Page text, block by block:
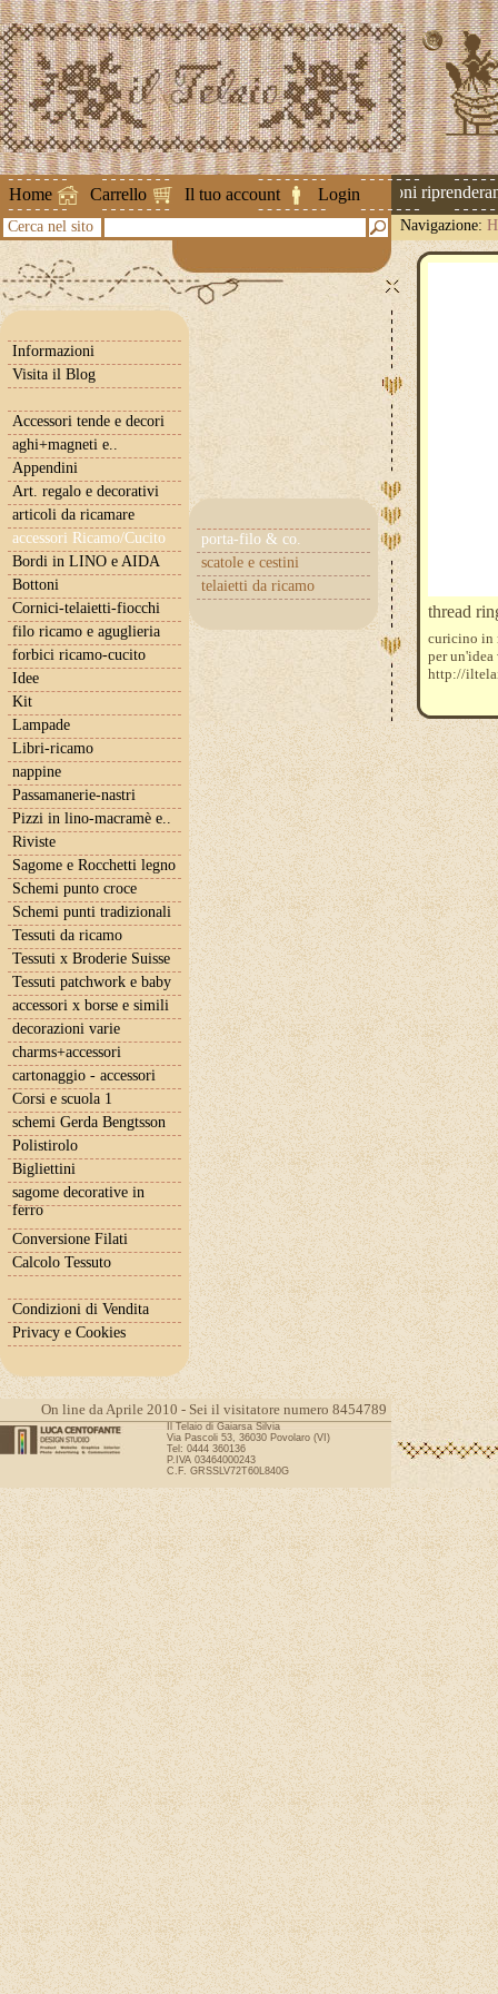
Home Carrello Il tuo account Login
Attenzione ! Le spedizioni
Cerca nel sito Navigazione:
Informazioni
Visita il Blog
Accessori tende e decori
aghi+magneti e..
Appendini
Art. regalo e decorativi
articoli da ricamare
accessori Ricamo/Cucito
porta-filo & co.
scatole e cestini
telaietti da ricamo
Bordi in LINO e AIDA
Bottoni
Cornici-telaietti-fiocchi
filo ricamo e aguglieria
forbici ricamo-cucito
Idee
Kit
Lampade
Libri-ricamo
nappine
Passamanerie-nastri
Pizzi in lino-macramè e..
Riviste
Sagome e Rocchetti legno
Schemi punto croce
Schemi punti tradizionali
Tessuti da ricamo
Tessuti x Broderie Suisse
Tessuti patchwork e baby
accessori x borse e simili
decorazioni varie
charms+accessori
cartonaggio - accessori
Corsi e scuola 1
schemi Gerda Bengtsson
Polistirolo
Bigliettini
sagome decorative in
ferro
Conversione Filati
Calcolo Tessuto
Condizioni di Vendita
Privacy e Cookies
thread
curicino in
per un'idea
http://
On line da Aprile 2010 - Sei il visitatore numero 8454789
Il Telaio di Gaiarsa Silvia
Via Pascoli 53, 36030 Povolaro (VI)
Tel: 0444 360136
P.IVA 03464000243
C.F. GRSSLV72T60L840G